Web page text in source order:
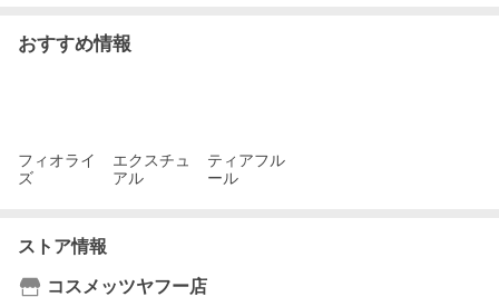
おすすめ情報
フィオライ
ズ
エクスチュ
アル
ティアフル
ール
ストア情報
コスメッツヤフー店